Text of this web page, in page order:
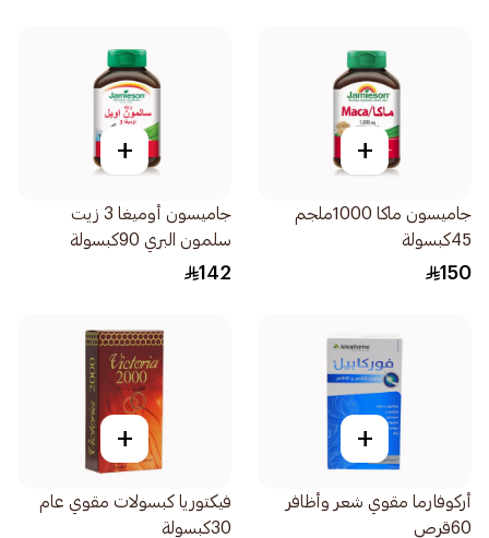
+
جاميسون ماكا 1000ملجم
45كبسولة
150
+
جاميسون أوميغا 3 زيت
سلمون البري 90كبسولة
142
+
أركوفارما مقوي شعر وأظافر
60قرص
+
فيكتوريا كبسولات مقوي عام
30كبسولة